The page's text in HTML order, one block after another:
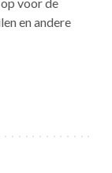
en andere